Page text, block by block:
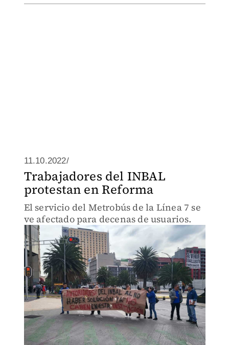
11.10.2022/
Trabajadores del INBAL
protestan en Reforma
El servicio del Metrobús de la Línea 7 se
ve afectado para decenas de usuarios.